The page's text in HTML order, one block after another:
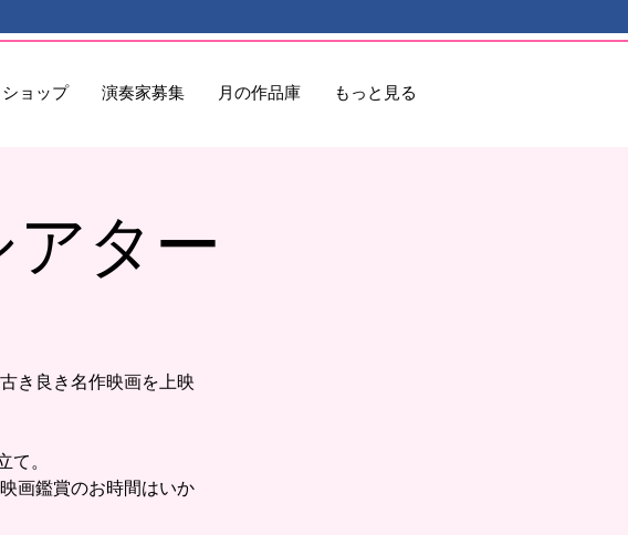
ョップ 演奏家募集 月の作品庫 もっと見る
ター
き良き名作映画を上映
。
画鑑賞のお時間はいか